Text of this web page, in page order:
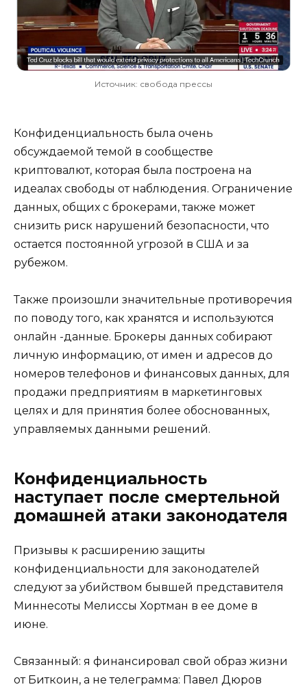
Источник: свобода прессы
Конфиденциальность была очень
обсуждаемой темой в сообществе
криптовалют, которая была построена на
идеалах свободы от наблюдения. Ограничение
данных, общих с брокерами, также может
снизить риск нарушений безопасности, что
остается постоянной угрозой в США и за
рубежом.
Также произошли значительные противоречия
по поводу того, как хранятся и используются
онлайн -данные. Брокеры данных собирают
личную информацию, от имен и адресов до
номеров телефонов и финансовых данных, для
продажи предприятиям в маркетинговых
целях и для принятия более обоснованных,
управляемых данными решений.
Конфиденциальность
наступает после смертельной
домашней атаки законодателя
Призывы к расширению защиты
конфиденциальности для законодателей
следуют за убийством бывшей представителя
Миннесоты Мелиссы Хортман в ее доме в
июне.
Связанный: я финансировал свой образ жизни
от Биткоин, а не телеграмма: Павел Дюров